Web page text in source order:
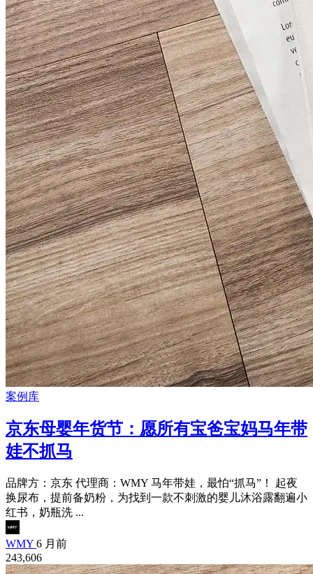
案例库
京东母婴年货节：愿所有宝爸宝妈马年带
娃不抓马
品牌方：京东 代理商：WMY 马年带娃，最怕“抓马”！ 起夜
换尿布，提前备奶粉，为找到一款不刺激的婴儿沐浴露翻遍小
红书，奶瓶洗 ...
WMY 6 月前
243,606